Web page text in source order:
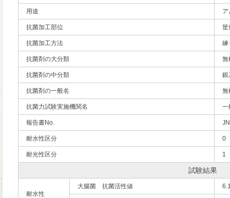
用途 ア
抗菌加工部位 筐
抗菌加工方法 練
抗菌剤の大分類 無
抗菌剤の中分類 銀
抗菌剤の一般名 無
抗菌力試験実施機関名 一
報告書No.
耐水性区分 0
耐光性区分 1
試験結果
耐水性
大腸菌 抗菌活性値